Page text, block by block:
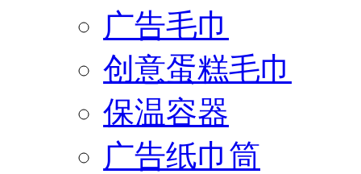
广告毛巾
创意蛋糕毛巾
保温容器
广告纸巾筒